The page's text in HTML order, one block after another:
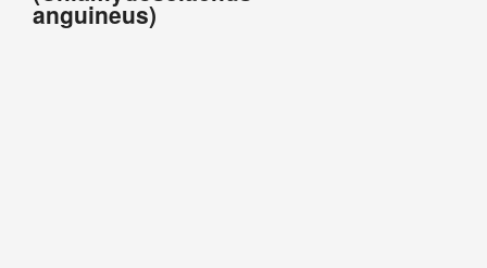
anguineus)